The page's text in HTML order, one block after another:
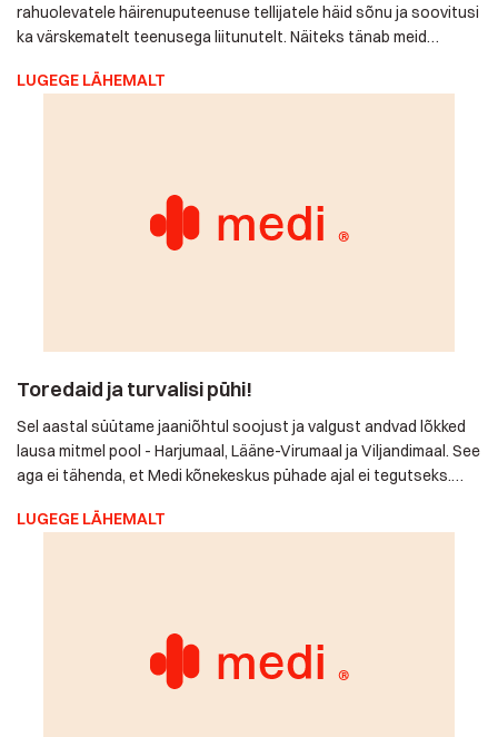
Raplamaalt kiidab samuti häirenuputeenusest saadavat
kindlustunnet: "Oleme väga rahul – südamehaige ema saab
lõkked lausa mitmel pool - Harjumaal, Lääne-Virumaal ja
Viljandimaal. See aga ei tähenda, et Medi kõnekeskus pühade
ajal ei tegutseks. Otse vastupidi, vastame oma hoolealuste
häirekõnedele igal ajal – 365 (vahel isegi 366) päeval aastas, 7
päeval nädalas, 24 tundi ja 1440 minutil ööpäevas. Aitame teil
aidata - […]
LUGEGE LÄHEMALT